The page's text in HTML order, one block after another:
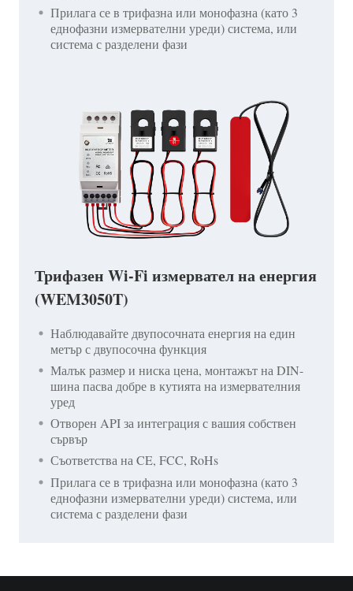
Прилага се в трифазна или монофазна (като 3
еднофазни измервателни уреди) система, или
система с разделени фази
Трифазен Wi-Fi измервател на енергия
(WEM3050T)
Наблюдавайте двупосочната енергия на един
метър с двупосочна функция
Малък размер и ниска цена, монтажът на DIN-
шина пасва добре в кутията на измервателния
уред
Отворен API за интеграция с вашия собствен
сървър
Съответства на CE, FCC, RoHs
Прилага се в трифазна или монофазна (като 3
еднофазни измервателни уреди) система, или
система с разделени фази